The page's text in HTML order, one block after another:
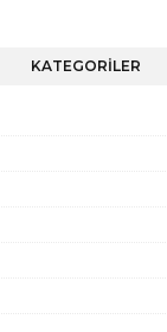
KATEGORİLER